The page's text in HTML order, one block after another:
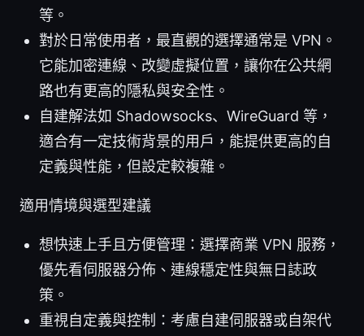
等。
對於日常使用者，最直觀的選擇通常是 VPN。
它能加密連線、改變虛擬位置，讓你在公共網
路也有更高的隱私與安全性。
自建解法如 Shadowsocks、WireGuard 等，
適合有一定技術背景的用戶，能提供更高的自
定義與性能，但設定較複雜。
適用情境與選型建議
想快速上手且方便管理：選擇商業 VPN 服務，
優先看伺服器分佈、連線穩定性與無日誌政
策。
重視自定義與控制：考慮自建伺服器或自架代